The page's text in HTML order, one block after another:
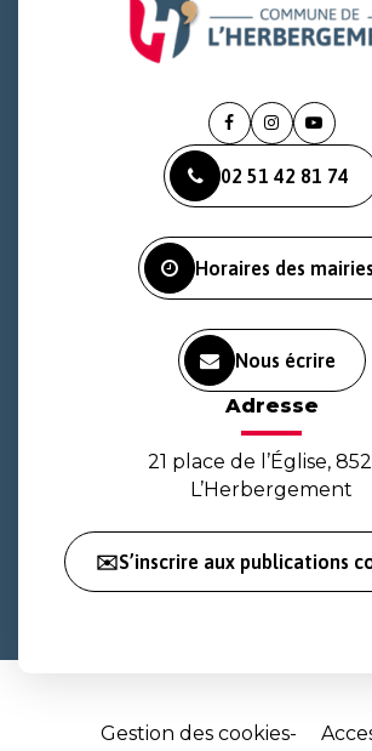
Lien
le
compte
Lien
le
compte
Lien
la
chaîne
02 51 42 81 74
Horaires des mairies
Nous écrire
Adresse
21 place de l’Église,
L’Herbergement
✉️S’inscrire aux publications
Gestion des cookies